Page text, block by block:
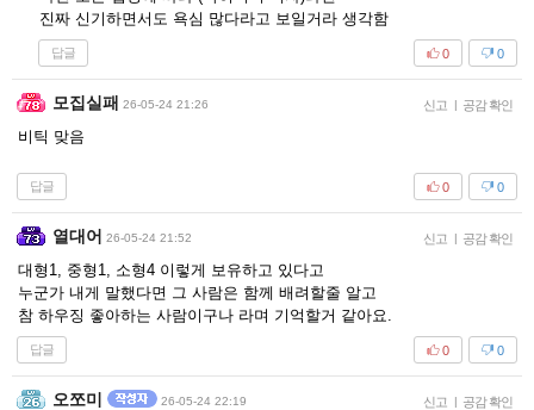
진짜 신기하면서도 욕심 많다라고 보일거라 생각함
답글 0
0
모집실패 26-05-24 21:26 신고 | 공감 확인
비틱 맞음
답글 0
0
열대어 26-05-24 21:52 신고 | 공감 확인
대형1, 중형1, 소형4 이렇게 보유하고 있다고
누군가 내게 말했다면 그 사람은 함께 배려할줄 알고
참 하우징 좋아하는 사람이구나 라며 기억할거 같아요.
답글 0
0
오쪼미 26-05-24 22:19 신고 | 공감 확인